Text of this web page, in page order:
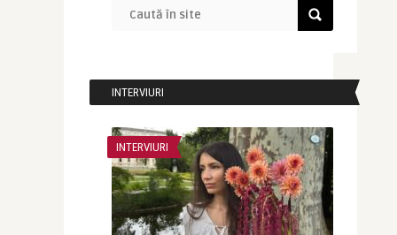
INTERVIURI
INTERVIURI